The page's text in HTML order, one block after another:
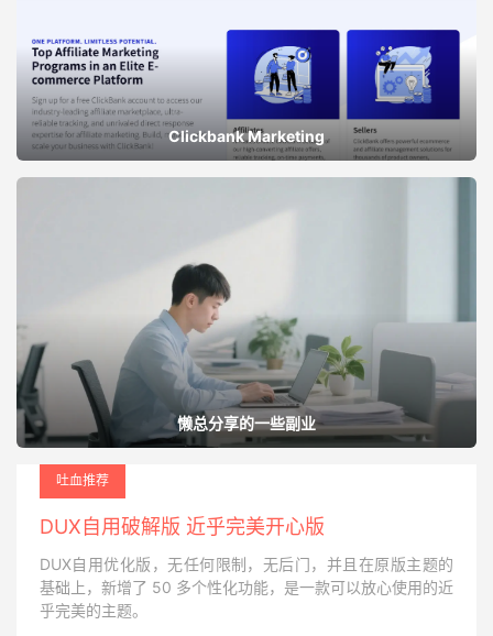
Clickbank Marketing
懒总分享的一些副业
吐血推荐
DUX自用破解版 近乎完美开心版
DUX自用优化版，无任何限制，无后门，并且在原版主题的
基础上，新增了 50 多个性化功能，是一款可以放心使用的近
乎完美的主题。